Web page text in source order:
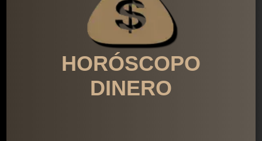
HORÓSCOPO
DINERO